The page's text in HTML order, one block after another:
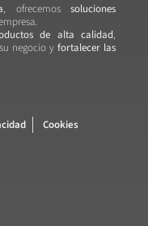
, ofrecemos soluciones
de alta calidad,
negocio y fortalecer las
Cookies